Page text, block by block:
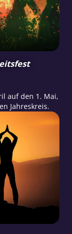
auf den 1. Mai,
Jahreskreis.